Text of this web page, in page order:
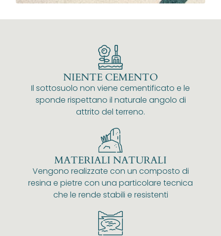
NIENTE CEMENTO
Il sottosuolo non viene cementificato e le
sponde rispettano il naturale angolo di
attrito del terreno.
MATERIALI NATURALI
Vengono realizzate con un composto di
resina e pietre con una particolare tecnica
che le rende stabili e resistenti